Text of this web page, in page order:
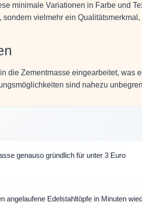
minimale Variationen in Farbe und
vielmehr ein Qualitätsmerkmal,
die Zementmasse eingearbeitet, was
sind nahezu
genauso gründlich für unter 3 Euro
angelaufene Edelstahltöpfe in Minuten